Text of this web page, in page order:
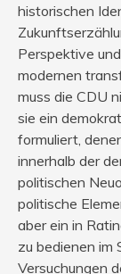
historischen
Perspektive
modernen
muss die CDU
sie ein
formuliert,
innerhalb der
politischen
politische
aber ein in
zu bedienen im
Versuchungen